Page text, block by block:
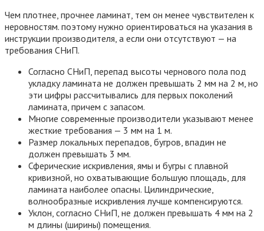
Чем плотнее, прочнее ламинат, тем он менее чувствителен к
неровностям. поэтому нужно ориентироваться на указания в
инструкции производителя, а если они отсутствуют — на
требования СНиП.
Согласно СНиП, перепад высоты чернового пола под
укладку ламината не должен превышать 2 мм на 2 м, но
эти цифры рассчитывались для первых поколений
ламината, причем с запасом.
Многие современные производители указывают менее
жесткие требования — 3 мм на 1 м.
Размер локальных перепадов, бугров, впадин не
должен превышать 3 мм.
Сферические искривления, ямы и бугры с плавной
кривизной, но охватывающие большую площадь, для
ламината наиболее опасны. Цилиндрические,
волнообразные искривления лучше компенсируются.
Уклон, согласно СНиП, не должен превышать 4 мм на 2
м длины (ширины) помещения.